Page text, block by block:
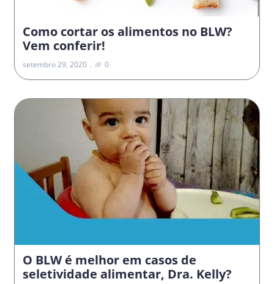
Como cortar os alimentos no BLW?
Vem conferir!
setembro 29, 2020 0
O BLW é melhor em casos de
seletividade alimentar, Dra. Kelly?